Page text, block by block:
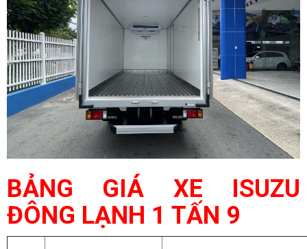
BẢNG GIÁ XE ISUZU
ĐÔNG LẠNH 1 TẤN 9